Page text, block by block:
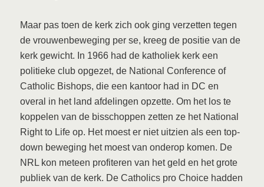
Maar pas toen de kerk zich ook ging verzetten tegen
de vrouwenbeweging per se, kreeg de positie van de
kerk gewicht. In 1966 had de katholiek kerk een
politieke club opgezet, de National Conference of
Catholic Bishops, die een kantoor had in DC en
overal in het land afdelingen opzette. Om het los te
koppelen van de bisschoppen zetten ze het National
Right to Life op. Het moest er niet uitzien als een top-
down beweging het moest van onderop komen. De
NRL kon meteen profiteren van het geld en het grote
publiek van de kerk. De Catholics pro Choice hadden